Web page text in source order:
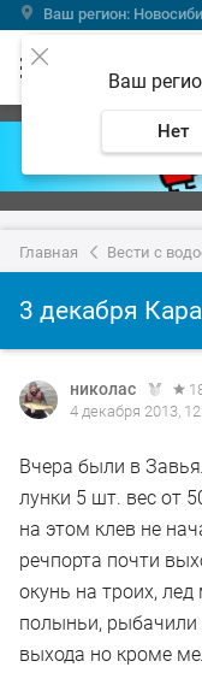
Ваш регион:
Ваш
Нет
Главная Вести с
3 декабря
николас
4 декабря 2013,
Вчера были в
лунки 5 шт. вес от
на этом клев не
речпорта почти
окунь на троих,
полыньи, рыбачили
выхода но кроме